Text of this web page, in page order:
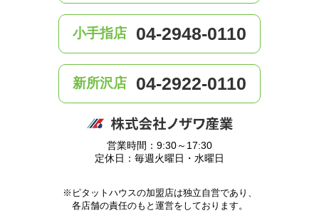
小手指店 04-2948-0110
新所沢店 04-2922-0110
営業時間：9:30～17:30
定休日：毎週火曜日・水曜日
※ピタットハウスの加盟店は独立自営であり、
各店舗の責任のもと運営をしております。